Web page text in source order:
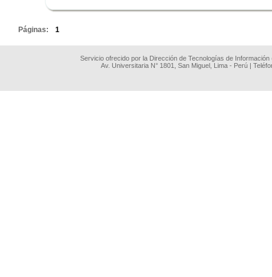
Páginas: 1
Servicio ofrecido por la Dirección de Tecnologías de
Av. Universitaria N° 1801, San Miguel, Lima - Perú |